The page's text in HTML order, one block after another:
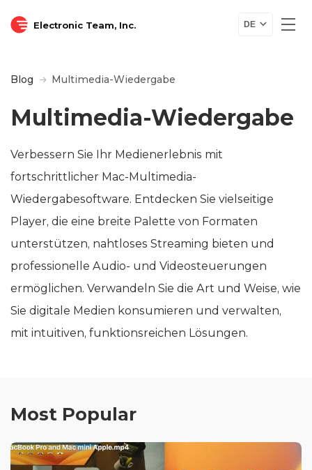
Electronic Team, Inc. DE
Blog Multimedia-Wiedergabe
Multimedia-Wiedergabe
Verbessern Sie Ihr Medienerlebnis mit
fortschrittlicher Mac-Multimedia-
Wiedergabesoftware. Entdecken Sie vielseitige
Player, die eine breite Palette von Formaten
unterstützen, nahtloses Streaming bieten und
professionelle Audio- und Videosteuerungen
ermöglichen. Verwandeln Sie die Art und Weise, wie
Sie digitale Medien konsumieren und verwalten,
mit intuitiven, funktionsreichen Lösungen.
Most Popular